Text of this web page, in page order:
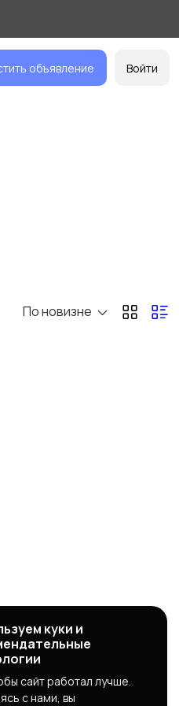
объявление Войти
По новизне
куки и
сайт работал лучше.
с нами, вы